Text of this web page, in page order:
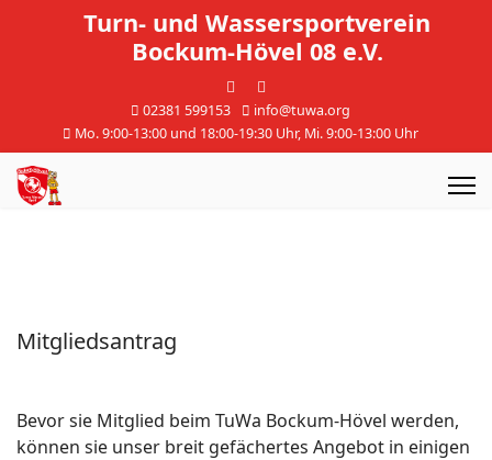
Turn- und Wassersportverein
Bockum-Hövel 08 e.V.
02381 599153
info@tuwa.org
Mo. 9:00-13:00 und 18:00-19:30 Uhr, Mi. 9:00-13:00 Uhr
Mitgliedsantrag
Bevor sie Mitglied beim TuWa Bockum-Hövel werden,
können sie unser breit gefächertes Angebot in einigen